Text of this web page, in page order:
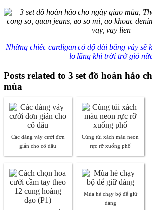
Những chiếc cardigan có độ dài bằng váy sẽ
lo lắng khi trời trở gió
Posts related to 3 set đồ hoàn hảo
mùa
Các dáng váy cưới đơn
giản cho cô dâu
Cùng túi xách màu neon
rực rỡ xuống phố
Mùa hè chạy bộ để giữ
dáng